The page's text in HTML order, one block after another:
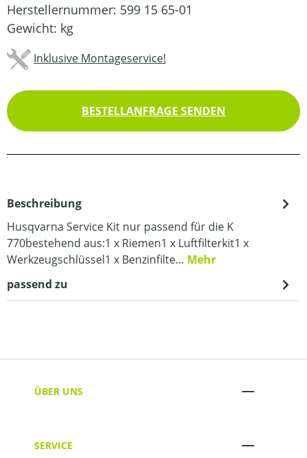
Herstellernummer: 599 15 65-01
Gewicht: kg
Inklusive Montageservice!
BESTELLANFRAGE SENDEN
Beschreibung
Husqvarna Service Kit nur passend für die K
770bestehend aus:1 x Riemen1 x Luftfilterkit1 x
Werkzeugschlüssel1 x Benzinfilte… Mehr
passend zu
ÜBER UNS
SERVICE